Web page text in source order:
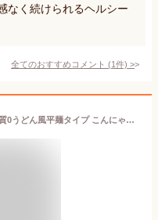
なく続けられるヘルシー
全てのおすすめコメント (1件) >
送料無料 ヨコオデイリーフーズ 糖質0うどん風平麺タイプ こんにゃく麺 蒟蒻 180g×20個